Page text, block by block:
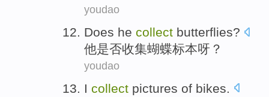
youdao
Does he collect butterflies?
他是否收集蝴蝶标本呀？
youdao
I collect pictures of bikes